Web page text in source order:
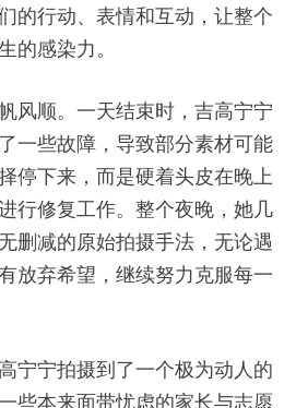
的行动、表情和互动，让整个
的感染力。
风顺。一天结束时，吉高宁宁
一些故障，导致部分素材可能
停下来，而是硬着头皮在晚上
行修复工作。整个夜晚，她几
删减的原始拍摄手法，无论遇
放弃希望，继续努力克服每一
宁宁拍摄到了一个极为动人的
些本来面带忧虑的家长与志愿